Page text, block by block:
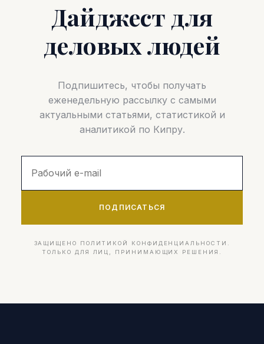
Дайджест для
деловых людей
Подпишитесь, чтобы получать
еженедельную рассылку с самыми
актуальными статьями, статистикой и
аналитикой по Кипру.
ПОДПИСАТЬСЯ
ЗАЩИЩЕНО ПОЛИТИКОЙ КОНФИДЕНЦИАЛЬНОСТИ.
ТОЛЬКО ДЛЯ ЛИЦ, ПРИНИМАЮЩИХ РЕШЕНИЯ.